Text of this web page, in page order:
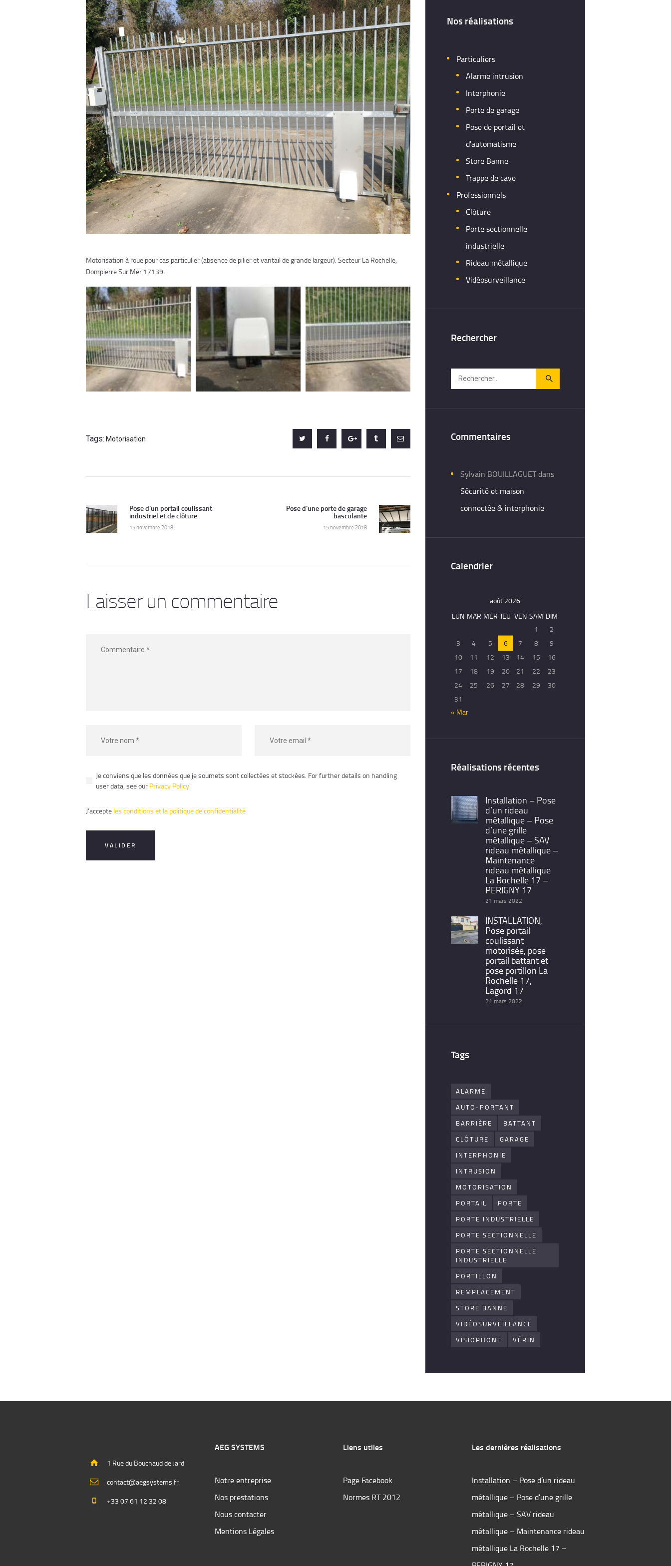
NOS
RÉALISATIONS
NOUS
CONTACTER
Motorisation à roue pour cas particulier (absence de pilier et vantail de grande largeur). Secteur La Rochelle,
Dompierre Sur Mer 17139.
Tags: Motorisation
de
l’article
Previous
Pose d’un portail coulissant
industriel et de clôture
15 novembre 2018
post:
Pose d’une porte de garage
basculante
15 novembre 2018
Laisser un commentaire
Je conviens que les données que je soumets sont collectées et stockées. For further details on handling
user data, see our Privacy Policy
J’accepte les conditions et la politique de confidentialité
Nos réalisations
Particuliers
Alarme intrusion
Interphonie
Porte de garage
Pose de portail et
d'automatisme
Store Banne
Trappe de cave
Professionnels
Clôture
Porte sectionnelle
industrielle
Rideau métallique
Vidéosurveillance
Rechercher
Rechercher :
Commentaires
Sylvain BOUILLAGUETdans
Sécurité et maison
connectée & interphonie
Calendrier
août 2026
LUN MAR MER JEU VEN SAM DIM
1
2
3
4 5 6 7 8
9
10
11 12 13 14 15
16
17
18 19 20 21 22
23
24
25 26 27 28 29
30
31
« Mar
Réalisations récentes
Installation – Pose
d’un rideau
métallique – Pose
d’une grille
métallique – SAV
rideau métallique –
Maintenance
rideau métallique
La Rochelle 17 –
PERIGNY 17
21 mars 2022
INSTALLATION,
Pose portail
coulissant
motorisée, pose
portail battant et
pose portillon La
Rochelle 17,
Lagord 17
21 mars 2022
Tags
ALARME
AUTO-PORTANT
BARRIÈRE
BATTANT
CLÔTURE
GARAGE
INTERPHONIE
INTRUSION
MOTORISATION
PORTAIL
PORTE
PORTE INDUSTRIELLE
PORTE SECTIONNELLE
PORTE SECTIONNELLE
INDUSTRIELLE
PORTILLON
REMPLACEMENT
STORE BANNE
VIDÉOSURVEILLANCE
VISIOPHONE
VÉRIN
1 Rue du Bouchaud de Jard
contact@aegsystems.fr
+33 07 61 12 32 08
AEG SYSTEMS
Notre entreprise
Nos prestations
Nous contacter
Mentions Légales
Liens utiles
Page Facebook
Normes RT 2012
Les dernières réalisations
Installation – Pose d’un rideau
métallique – Pose d’une grille
métallique – SAV rideau
métallique – Maintenance rideau
métallique La Rochelle 17 –